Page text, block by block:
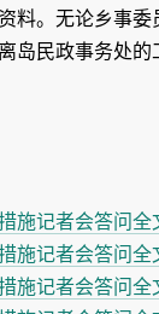
料。无论乡事委
岛民政事务处
施记者会答问全
施记者会答问全
施记者会答问全